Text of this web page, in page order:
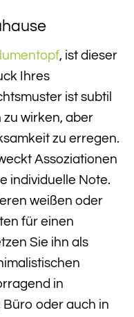
, ist dieser
Ihres
ist subtil
wirken, aber
zu erregen.
Assoziationen
individuelle Note.
weißen oder
für einen
Sie ihn als
in
Büro oder auch in